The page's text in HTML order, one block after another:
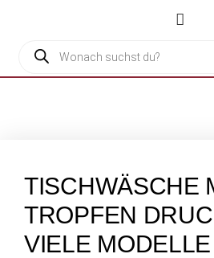
TISCHWÄSCHE
TROPFEN
VIELE MODELLE